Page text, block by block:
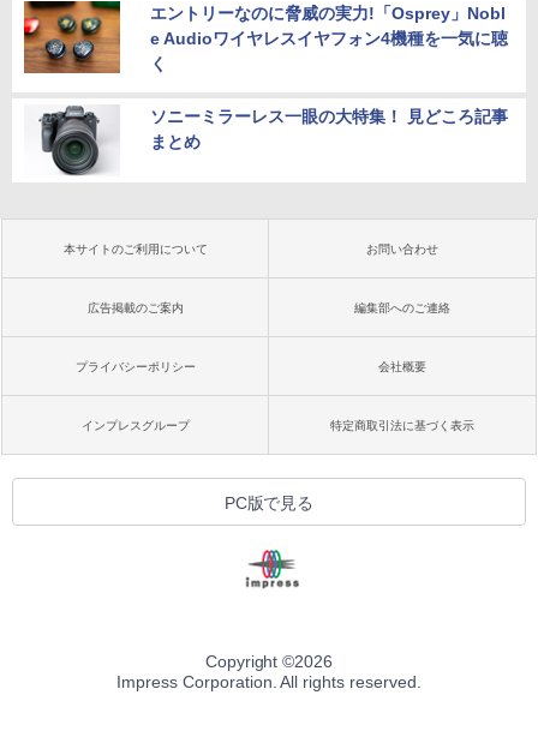
エントリーなのに脅威の実力!「Osprey」Nobl
e Audioワイヤレスイヤフォン4機種を一気に聴
く
ソニーミラーレス一眼の大特集！ 見どころ記事
まとめ
本サイトのご利用について お問い合わせ
広告掲載のご案内 編集部へのご連絡
プライバシーポリシー 会社概要
インプレスグループ 特定商取引法に基づく表示
PC版で見る
Copyright ©2026
Impress Corporation. All rights reserved.